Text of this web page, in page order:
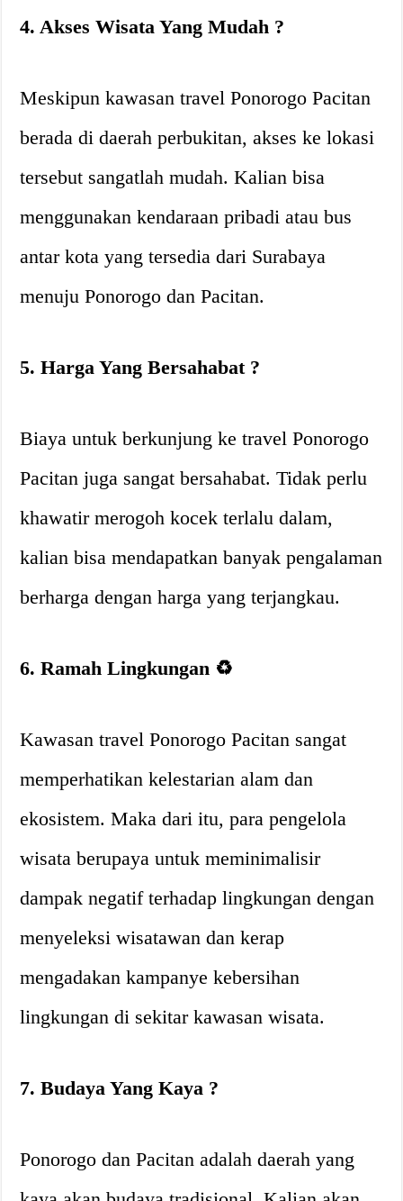
4. Akses Wisata Yang Mudah ?
Meskipun kawasan travel Ponorogo Pacitan
berada di daerah perbukitan, akses ke lokasi
tersebut sangatlah mudah. Kalian bisa
menggunakan kendaraan pribadi atau bus
antar kota yang tersedia dari Surabaya
menuju Ponorogo dan Pacitan.
5. Harga Yang Bersahabat ?
Biaya untuk berkunjung ke travel Ponorogo
Pacitan juga sangat bersahabat. Tidak perlu
khawatir merogoh kocek terlalu dalam,
kalian bisa mendapatkan banyak pengalaman
berharga dengan harga yang terjangkau.
6. Ramah Lingkungan ♻️
Kawasan travel Ponorogo Pacitan sangat
memperhatikan kelestarian alam dan
ekosistem. Maka dari itu, para pengelola
wisata berupaya untuk meminimalisir
dampak negatif terhadap lingkungan dengan
menyeleksi wisatawan dan kerap
mengadakan kampanye kebersihan
lingkungan di sekitar kawasan wisata.
7. Budaya Yang Kaya ?
Ponorogo dan Pacitan adalah daerah yang